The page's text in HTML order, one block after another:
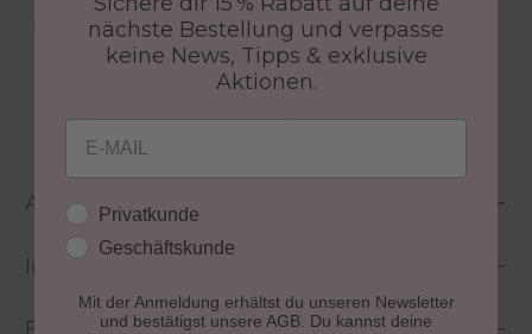
Aushärtung: lichthärtend
Ja
Größe: 10 ml
Anwendung
Inhaltsstoffe
nächste Bestellung und verpasse
keine News, Tipps & exklusive
Aktionen.
Email
Kundengruppe
Privatkunde
Geschäftskunde
Mit der Anmeldung erhältst du unseren Newsletter
und bestätigst unsere AGB. Du kannst deine